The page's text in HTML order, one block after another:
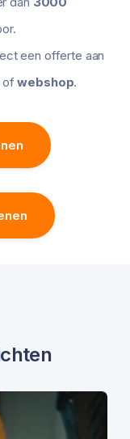
een offerte aan
ofwebshop.